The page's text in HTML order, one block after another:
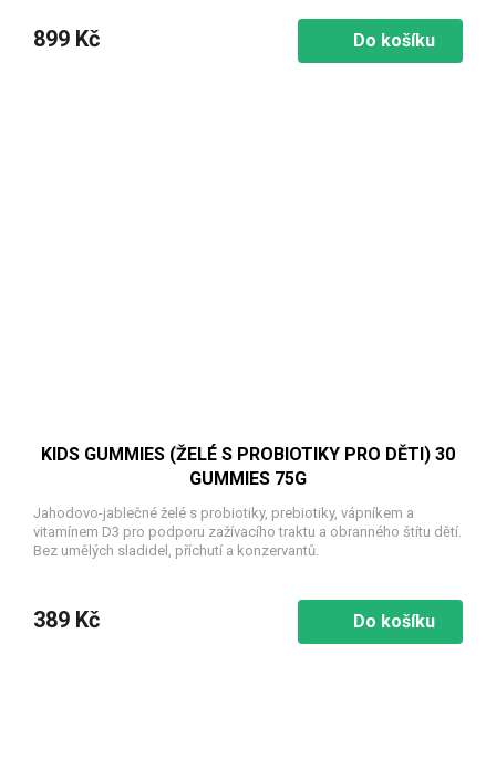
899 Kč Do košíku
KIDS GUMMIES (ŽELÉ S PROBIOTIKY PRO DĚTI) 30
GUMMIES 75G
Jahodovo-jablečné želé s probiotiky, prebiotiky, vápníkem a
vitamínem D3 pro podporu zažívacího traktu a obranného štítu dětí.
Bez umělých sladidel, příchutí a konzervantů.
389 Kč Do košíku